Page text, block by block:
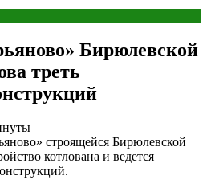
Бирюлевской
треть
строящейся Бирюлевской
котлована и ведется